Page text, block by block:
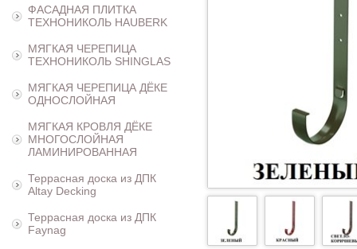
ФАСАДНАЯ ПЛИТКА
ТЕХНОНИКОЛЬ HAUBERK
МЯГКАЯ ЧЕРЕПИЦА
ТЕХНОНИКОЛЬ SHINGLAS
МЯГКАЯ ЧЕРЕПИЦА ДЁКЕ
ОДНОСЛОЙНАЯ
МЯГКАЯ КРОВЛЯ ДЁКЕ
МНОГОСЛОЙНАЯ
ЛАМИНИРОВАННАЯ
Террасная доска из ДПК
Altay Decking
Террасная доска из ДПК
Faynag